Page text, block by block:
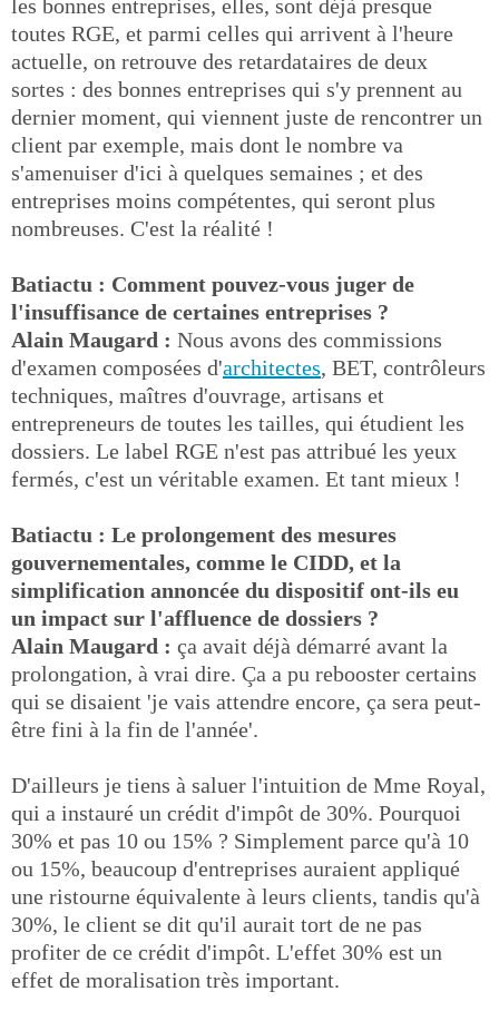
les bonnes entreprises, elles, sont déjà presque
toutes RGE, et parmi celles qui arrivent à l'heure
actuelle, on retrouve des retardataires de deux
sortes : des bonnes entreprises qui s'y prennent au
dernier moment, qui viennent juste de rencontrer un
client par exemple, mais dont le nombre va
s'amenuiser d'ici à quelques semaines ; et des
entreprises moins compétentes, qui seront plus
nombreuses. C'est la réalité !
Batiactu : Comment pouvez-vous juger de
l'insuffisance de certaines entreprises ?
Alain Maugard : Nous avons des commissions
d'examen composées d'architectes, BET, contrôleurs
techniques, maîtres d'ouvrage, artisans et
entrepreneurs de toutes les tailles, qui étudient les
dossiers. Le label RGE n'est pas attribué les yeux
fermés, c'est un véritable examen. Et tant mieux !
Batiactu : Le prolongement des mesures
gouvernementales, comme le CIDD, et la
simplification annoncée du dispositif ont-ils eu
un impact sur l'affluence de dossiers ?
Alain Maugard : ça avait déjà démarré avant la
prolongation, à vrai dire. Ça a pu rebooster certains
qui se disaient 'je vais attendre encore, ça sera peut-
être fini à la fin de l'année'.
D'ailleurs je tiens à saluer l'intuition de Mme Royal,
qui a instauré un crédit d'impôt de 30%. Pourquoi
30% et pas 10 ou 15% ? Simplement parce qu'à 10
ou 15%, beaucoup d'entreprises auraient appliqué
une ristourne équivalente à leurs clients, tandis qu'à
30%, le client se dit qu'il aurait tort de ne pas
profiter de ce crédit d'impôt. L'effet 30% est un
effet de moralisation très important.